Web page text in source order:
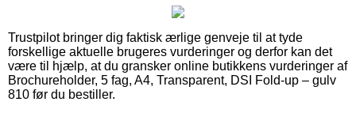
Trustpilot bringer dig faktisk ærlige genveje til at tyde
forskellige aktuelle brugeres vurderinger og derfor kan det
være til hjælp, at du gransker online butikkens vurderinger af
Brochureholder, 5 fag, A4, Transparent, DSI Fold-up – gulv
810 før du bestiller.